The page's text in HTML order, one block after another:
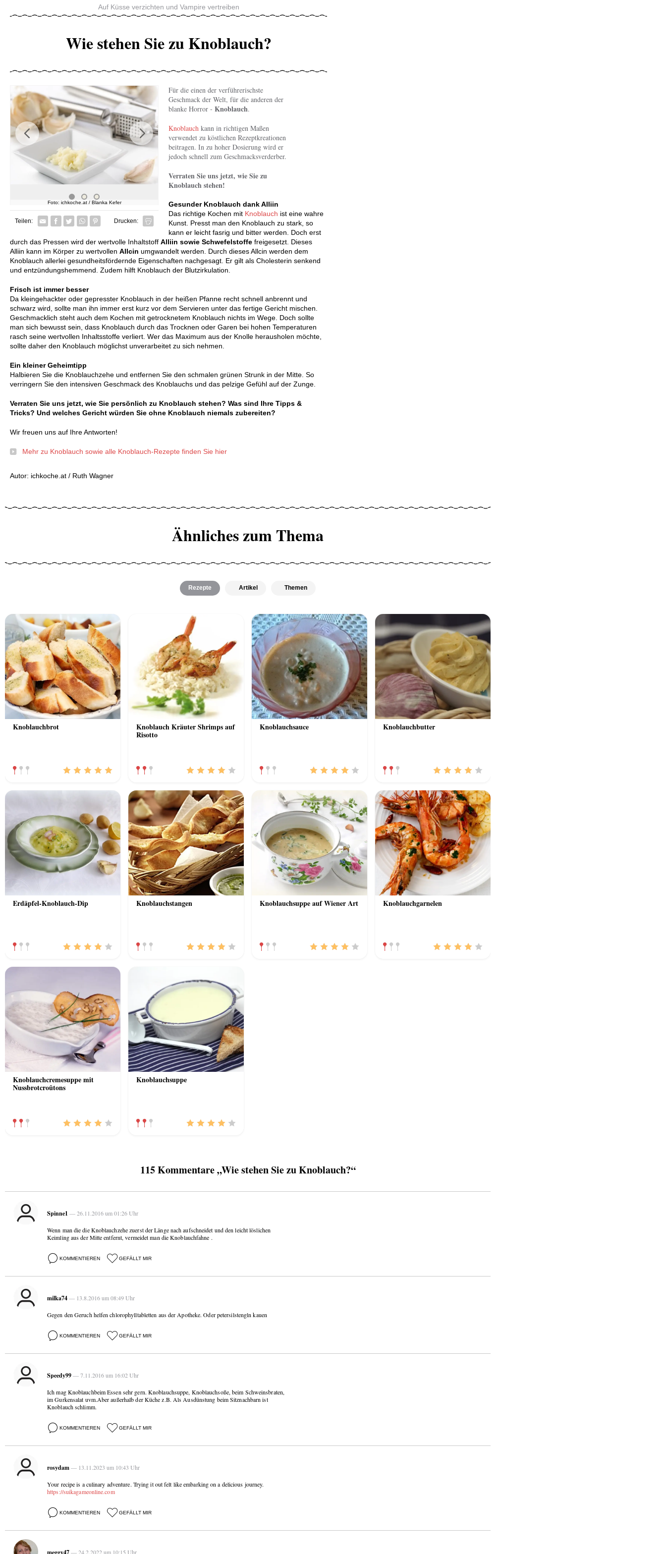
Auf Küsse verzichten und Vampire vertreiben
Wie stehen Sie zu Knoblauch?
Foto: ichkoche.at / Blanka Kefer Foto: ichkoche.at / Blanka Kefer
Next
Previous
Teilen: Facebook
TwitterWhatsapp senden
Pin it Drucken:
Für die einen der verführerischste
Geschmack der Welt, für die anderen der
blanke Horror - Knoblauch.
Knoblauch kann in richtigen Maßen
verwendet zu köstlichen Rezeptkreationen
beitragen. In zu hoher Dosierung wird er
jedoch schnell zum Geschmacksverderber.
Verraten Sie uns jetzt, wie Sie zu
Knoblauch stehen!
Gesunder Knoblauch dank Alliin
Das richtige Kochen mit Knoblauch ist eine wahre
Kunst. Presst man den Knoblauch zu stark, so
kann er leicht fasrig und bitter werden. Doch erst
durch das Pressen wird der wertvolle Inhaltstoff Alliin sowie Schwefelstoffe freigesetzt. Dieses
Alliin kann im Körper zu wertvollen Allcin umgwandelt werden. Durch dieses Allcin werden dem
Knoblauch allerlei gesundheitsfördernde Eigenschaften nachgesagt. Er gilt als Cholesterin senkend
und entzündungshemmend. Zudem hilft Knoblauch der Blutzirkulation.
Frisch ist immer besser
Da kleingehackter oder gepresster Knoblauch in der heißen Pfanne recht schnell anbrennt und
schwarz wird, sollte man ihn immer erst kurz vor dem Servieren unter das fertige Gericht mischen.
Geschmacklich steht auch dem Kochen mit getrocknetem Knoblauch nichts im Wege. Doch sollte
man sich bewusst sein, dass Knoblauch durch das Trocknen oder Garen bei hohen Temperaturen
rasch seine wertvollen Inhaltsstoffe verliert. Wer das Maximum aus der Knolle herausholen möchte,
sollte daher den Knoblauch möglichst unverarbeitet zu sich nehmen.
Ein kleiner Geheimtipp
Halbieren Sie die Knoblauchzehe und entfernen Sie den schmalen grünen Strunk in der Mitte. So
verringern Sie den intensiven Geschmack des Knoblauchs und das pelzige Gefühl auf der Zunge.
Verraten Sie uns jetzt, wie Sie persönlich zu Knoblauch stehen? Was sind Ihre Tipps &
Tricks? Und welches Gericht würden Sie ohne Knoblauch niemals zubereiten?
Wir freuen uns auf Ihre Antworten!
Mehr zu Knoblauch sowie alle Knoblauch-Rezepte finden Sie hier
Autor: ichkoche.at / Ruth Wagner
Ähnliches zum Thema
Rezepte Artikel Themen
Knoblauchbrot Knoblauch Kräuter Shrimps auf
Risotto
Knoblauchsauce Knoblauchbutter
Erdäpfel-Knoblauch-Dip Knoblauchstangen Knoblauchsuppe auf Wiener Art Knoblauchgarnelen
Knoblauchcremesuppe mit
Nussbrotcroûtons
Knoblauchsuppe
115 Kommentare „Wie stehen Sie zu Knoblauch?“
Spinne1 — 26.11.2016 um 01:26 Uhr
Wenn man die die Knoblauchzehe zuerst der Länge nach aufschneidet und den leicht löslichen
Keimling aus der Mitte entfernt, vermeidet man die Knoblauchfahne .
KOMMENTIEREN GEFÄLLT MIR
milka74— 13.8.2016 um 08:49 Uhr
Gegen den Geruch helfen chlorophylltabletten aus der Apotheke. Oder petersilstengln kauen
KOMMENTIEREN GEFÄLLT MIR
Speedy99— 7.11.2016 um 16:02 Uhr
Ich mag Knoblauchbeim Essen sehr gern. Knoblauchsuppe, Knoblauchsoße, beim Schweinsbraten,
im Gurkensalat uvm.Aber außerhalb der Küche z.B. Als Ausdünstung beim Sitznachbarn ist
Knoblauch schlimm.
KOMMENTIEREN GEFÄLLT MIR
rosydam— 13.11.2023 um 10:43 Uhr
Your recipe is a culinary adventure. Trying it out felt like embarking on a delicious journey.
https://suikagameonline.com
KOMMENTIEREN GEFÄLLT MIR
meggy47— 24.2.2022 um 10:15 Uhr